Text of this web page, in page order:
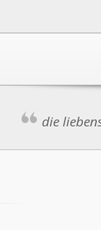
die